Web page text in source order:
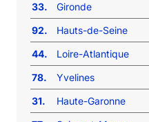
33.
Gironde
92.
Hauts-de-Seine
44.
Loire-Atlantique
78.
Yvelines
31.
Haute-Garonne